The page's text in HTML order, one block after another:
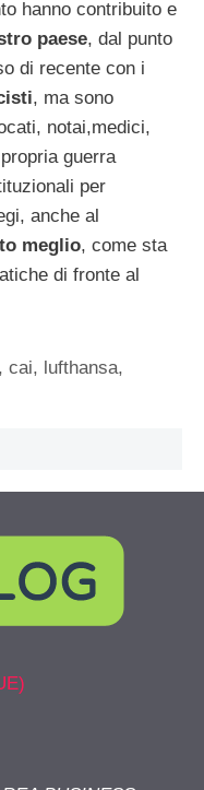
hanno contribuito e
paese, dal punto
di recente con i
, ma sono
notai,medici,
guerra
per
anche al
meglio, come sta
di fronte al
,cai, lufthansa,